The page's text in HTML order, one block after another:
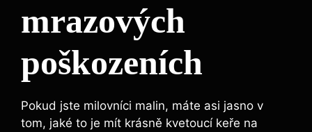
mrazových
poškozeních
Pokud ⁣jste milovníci malin, máte asi jasno v
tom, jaké to je mít​ krásně kvetoucí keře na